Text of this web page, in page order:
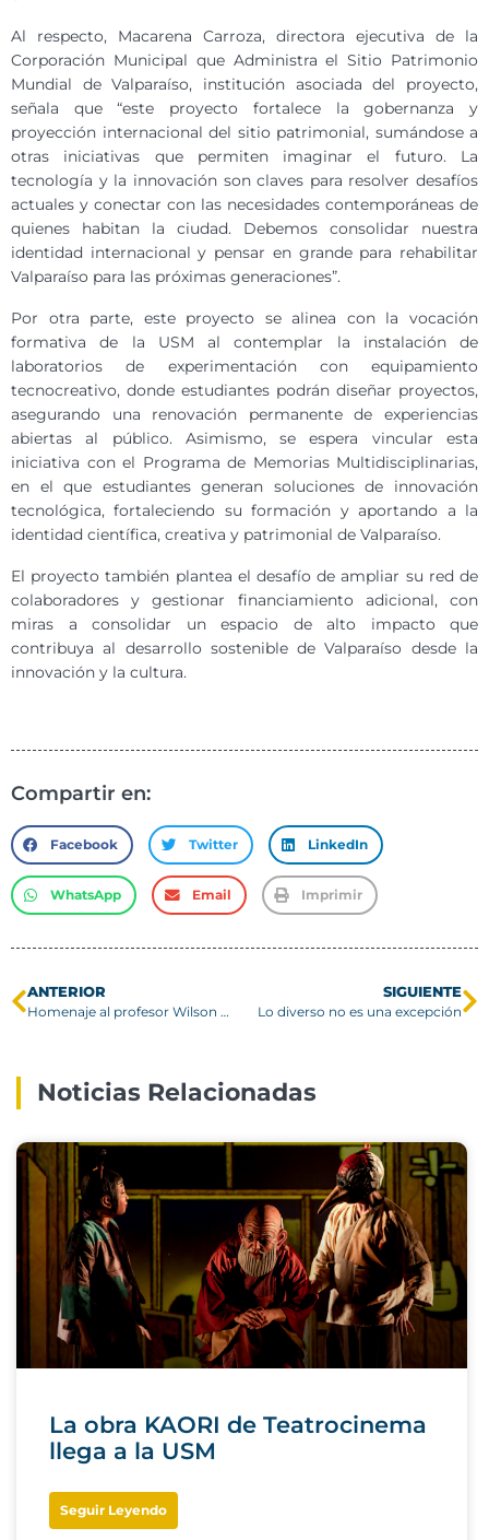
Al respecto, Macarena Carroza, directora ejecutiva de la
Corporación Municipal que Administra el Sitio Patrimonio
Mundial de Valparaíso, institución asociada del proyecto,
señala que “este proyecto fortalece la gobernanza y
proyección internacional del sitio patrimonial, sumándose a
otras iniciativas que permiten imaginar el futuro. La
tecnología y la innovación son claves para resolver desafíos
actuales y conectar con las necesidades contemporáneas de
quienes habitan la ciudad. Debemos consolidar nuestra
identidad internacional y pensar en grande para rehabilitar
Valparaíso para las próximas generaciones”.
Por otra parte, este proyecto se alinea con la vocación
formativa de la USM al contemplar la instalación de
laboratorios de experimentación con equipamiento
tecnocreativo, donde estudiantes podrán diseñar proyectos,
asegurando una renovación permanente de experiencias
abiertas al público. Asimismo, se espera vincular esta
iniciativa con el Programa de Memorias Multidisciplinarias,
en el que estudiantes generan soluciones de innovación
tecnológica, fortaleciendo su formación y aportando a la
identidad científica, creativa y patrimonial de Valparaíso.
El proyecto también plantea el desafío de ampliar su red de
colaboradores y gestionar financiamiento adicional, con
miras a consolidar un espacio de alto impacto que
contribuya al desarrollo sostenible de Valparaíso desde la
innovación y la cultura.
Compartir en:
Facebook Twitter LinkedIn
WhatsApp Email Imprimir
ANTERIOR
Homenaje al profesor Wilson Le Cerf Le Cerf Q.E.P.D.
SIGUIENTE
Lo diverso no es una excepción
Noticias Relacionadas
La obra KAORI de Teatrocinema
llega a la USM
Seguir Leyendo